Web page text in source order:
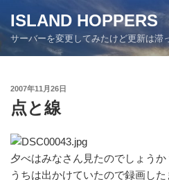
ン
ン
ISLAND HOPPERS
サーバーを変更してみたけど更新は滞
投
稿
日:
2007年11月26日
点と線
夕べはみなさん見たのでしょうか
うちは出かけていたので録画し